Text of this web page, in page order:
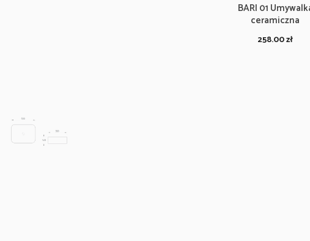
BARI 01
ceramiczna
258.00zł